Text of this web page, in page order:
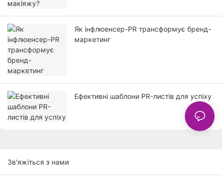
Як інфлюенсер-PR трансформує бренд-
маркетинг
Ефективні шаблони PR-листів для успіху
Зв'яжіться з нами